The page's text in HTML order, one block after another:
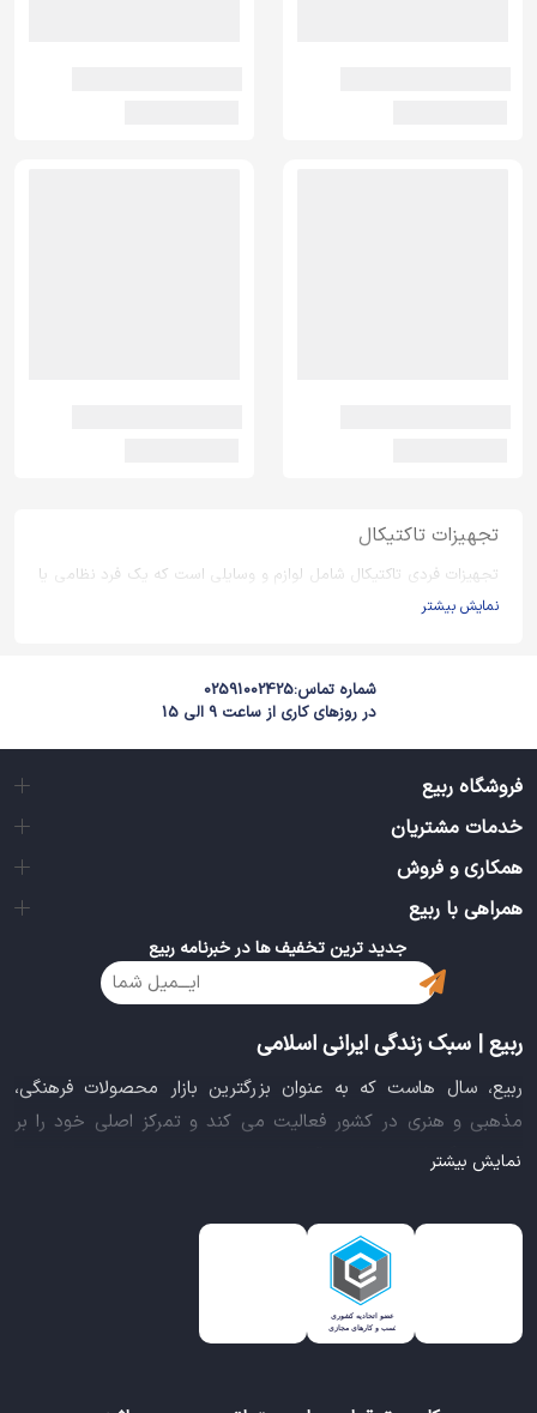
تجهیزات تاکتیکال
تجهیزات فردی تاکتیکال شامل لوازم و وسایلی است که یک فرد نظامی یا
کوهنوردی یا حتی نگهبان، ممکن است به آن احتیاج پیدا کند.
نمایش بیشتر
شماره تماس:02591002425
در روزهای کاری از ساعت 9 الی 15
فروشگاه ربیع
خدمات مشتریان
همکاری و فروش
همراهی با ربیع
جدید ترین تخفیف ها در خبرنامه ربیع
ربیع | سبک زندگی ایرانی اسلامی
ربیع، سال هاست که به عنوان بزرگترین بازار محصولات فرهنگی،
مذهبی و هنری در کشور فعالیت می کند و تمرکز اصلی خود را بر
سبک زندگی ایرانی اسلامی قرار داده است. این بازار مجموعه کاملی از
شما را برای خرید اینترنتی کالاهای فرهنگی، مذهبی و هنری برآورده
ایده خلاقانه عرضه محصولات فرهنگی در بستر اینترنت باعث شد تا
ربیع، علاوه بر داشتن نماد اعتماد الکترونیکی و مجوز سازمان صنفی
نمایش بیشتر